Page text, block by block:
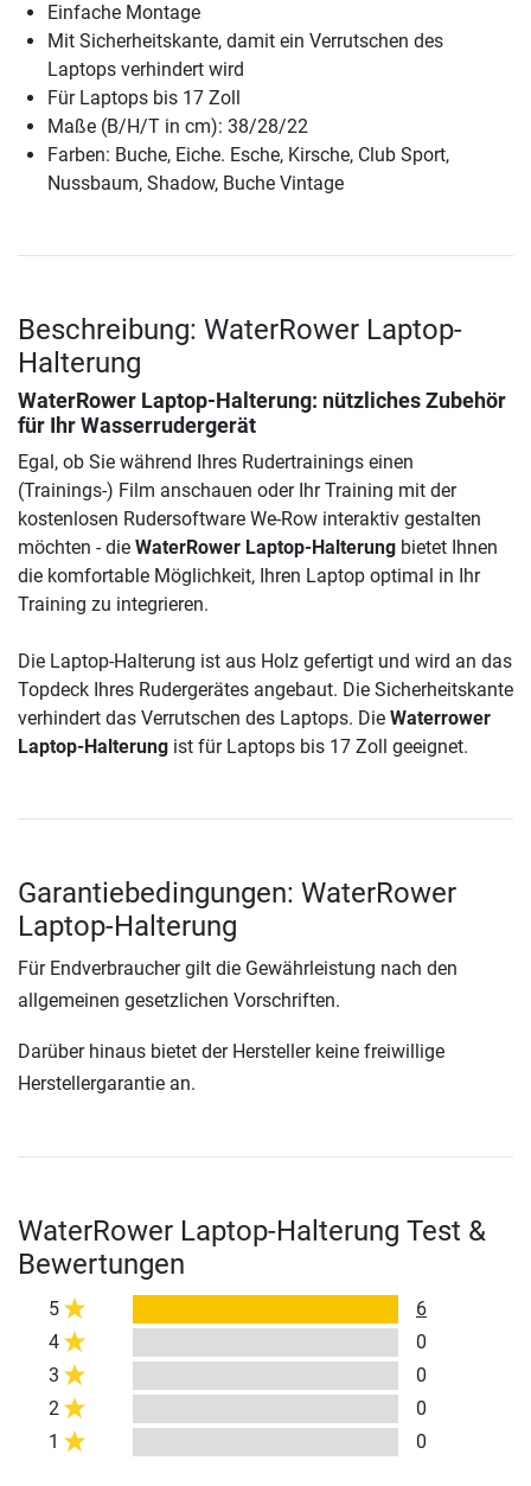
Einfache Montage
Mit Sicherheitskante, damit ein Verrutschen des
Laptops verhindert wird
Für Laptops bis 17 Zoll
Maße (B/H/T in cm): 38/28/22
Farben: Buche, Eiche. Esche, Kirsche, Club Sport,
Nussbaum, Shadow, Buche Vintage
Beschreibung: WaterRower Laptop-
Halterung
WaterRower Laptop-Halterung: nützliches Zubehör
für Ihr Wasserrudergerät
Egal, ob Sie während Ihres Rudertrainings einen
(Trainings-) Film anschauen oder Ihr Training mit der
kostenlosen Rudersoftware We-Row interaktiv gestalten
möchten - die WaterRower Laptop-Halterung bietet Ihnen
die komfortable Möglichkeit, Ihren Laptop optimal in Ihr
Training zu integrieren.
Die Laptop-Halterung ist aus Holz gefertigt und wird an das
Topdeck Ihres Rudergerätes angebaut. Die Sicherheitskante
verhindert das Verrutschen des Laptops. Die Waterrower
Laptop-Halterung ist für Laptops bis 17 Zoll geeignet.
Garantiebedingungen: WaterRower
Laptop-Halterung
Für Endverbraucher gilt die Gewährleistung nach den
allgemeinen gesetzlichen Vorschriften.
Darüber hinaus bietet der Hersteller keine freiwillige
Herstellergarantie an.
WaterRower Laptop-Halterung Test &
Bewertungen
5
6
4
0
3
0
2
0
1
0